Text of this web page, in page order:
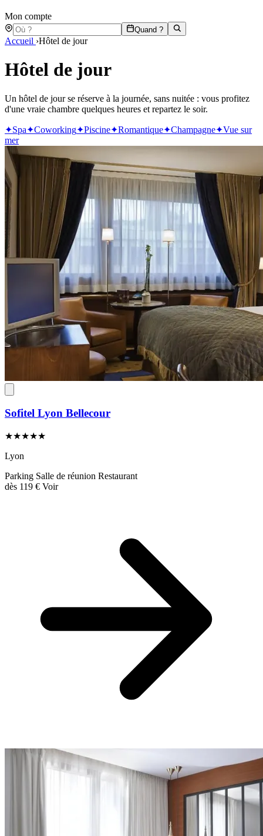
Mon compte
Quand ?
Accueil ›Hôtel de jour
Hôtel de jour
Un hôtel de jour se réserve à la journée, sans nuitée : vous profitez
d'une vraie chambre quelques heures et repartez le soir.
✦Spa✦Coworking✦Piscine✦Romantique✦Champagne✦Vue sur
mer
Sofitel Lyon Bellecour
★★★★★
Lyon
Parking Salle de réunion Restaurant
dès 119 € Voir